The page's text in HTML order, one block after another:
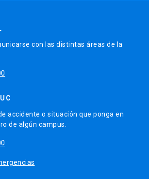
con las distintas áreas de la
accidente o situación que ponga en
de algún campus.